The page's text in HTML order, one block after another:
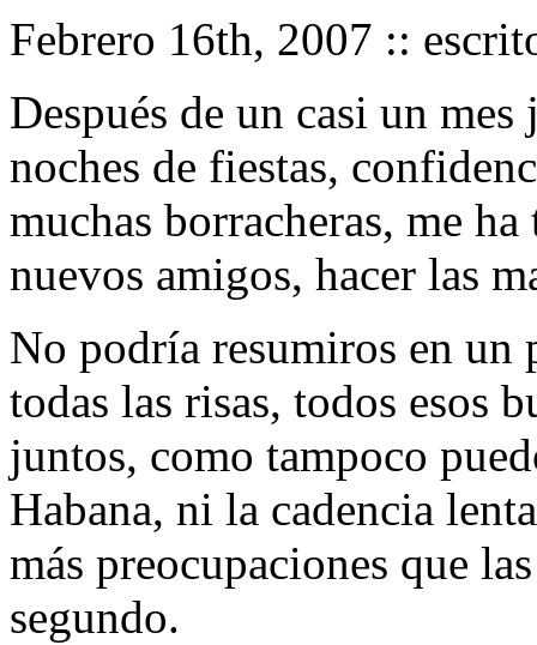
Febrero 16th, 2007 ::
Después de un casi un
noches de fiestas,
muchas borracheras, me
nuevos amigos, hacer las
No podría resumiros en un
todas las risas, todos esos
juntos, como tampoco
Habana, ni la cadencia
más preocupaciones que
segundo.